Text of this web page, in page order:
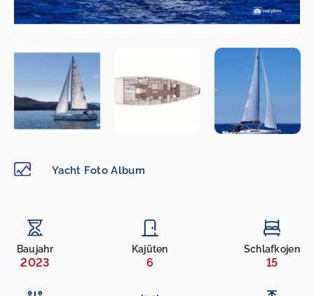
Yacht Foto Album
Baujahr
2023
Kajüten
6
Schlafkojen
15